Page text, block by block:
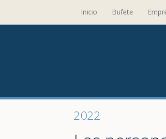
Inicio Bufete
2022